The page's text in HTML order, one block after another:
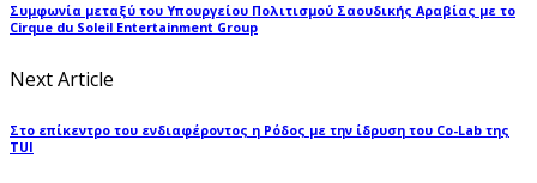
Συμφωνία μεταξύ του Υπουργείου Πολιτισμού Σαουδικής Αραβίας με το
Cirque du Soleil Entertainment Group
Next Article
Στο επίκεντρο του ενδιαφέροντος η Ρόδος με την ίδρυση του Co-Lab της
TUI